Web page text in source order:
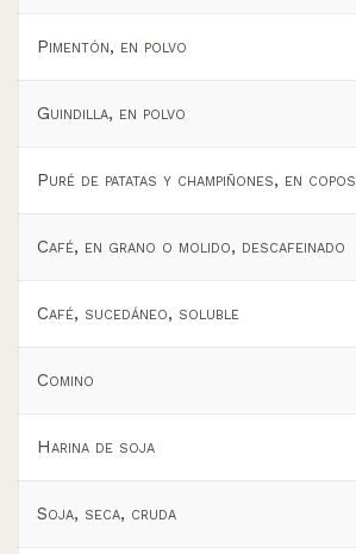
Pimentón, en polvo
Guindilla, en polvo
Puré de patatas y champiñones, en copos
Café, en grano o molido, descafeinado
Café, sucedáneo, soluble
Comino
Harina de soja
Soja, seca, cruda